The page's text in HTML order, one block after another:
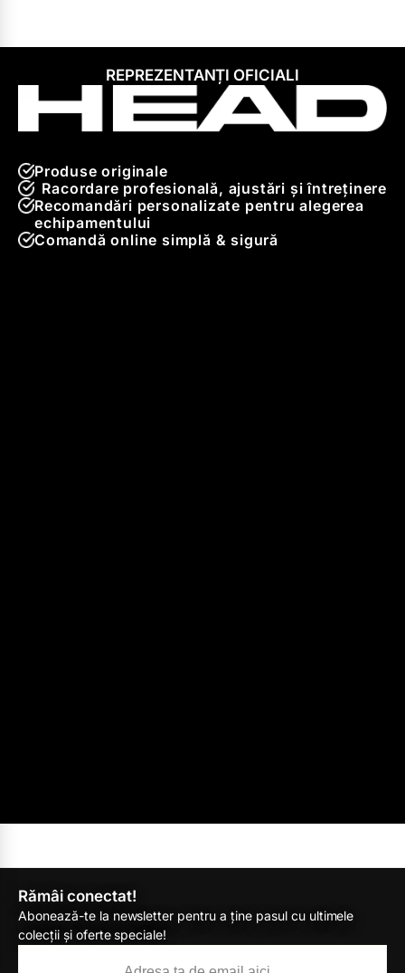
REPREZENTANȚI OFICIALI
Produse originale
Racordare profesională, ajustări și întreținere
Recomandări personalizate pentru alegerea
echipamentului
Comandă online simplă & sigură
Rămâi conectat!
Abonează-te la newsletter pentru a ține pasul cu ultimele
colecții și oferte speciale!